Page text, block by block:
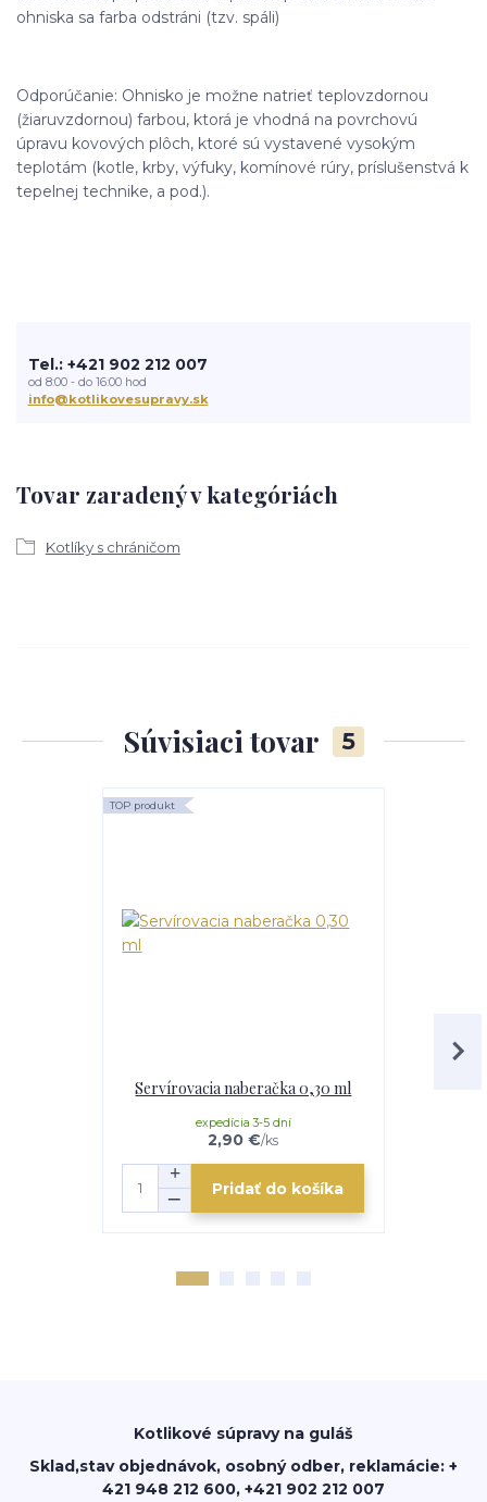
ohniska sa farba odstráni (tzv. spáli)
Odporúčanie: Ohnisko je možne natrieť teplovzdornou
(žiaruvzdornou) farbou, ktorá je vhodná na povrchovú
úpravu kovových plôch, ktoré sú vystavené vysokým
teplotám (kotle, krby, výfuky, komínové rúry, príslušenstvá k
tepelnej technike, a pod.).
Tovar zaradený v kategóriách
Kotlíky s chráničom
Tel.: +421 902 212 007
od 8:00 - do 16:00 hod
info@kotlikovesupravy.sk
Súvisiaci tovar 5
TOP produkt
Servírovacia naberačka 0,30 ml
2,90 €/ks
expedícia 3-5 dní
Pridať do košíka
Kotlikové súpravy na guláš
Sklad,stav objednávok, osobný odber, reklamácie: +
421 948 212 600, +421 902 212 007